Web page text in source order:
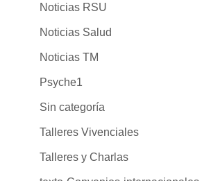
Noticias RSU
Noticias Salud
Noticias TM
Psyche1
Sin categoría
Talleres Vivenciales
Talleres y Charlas